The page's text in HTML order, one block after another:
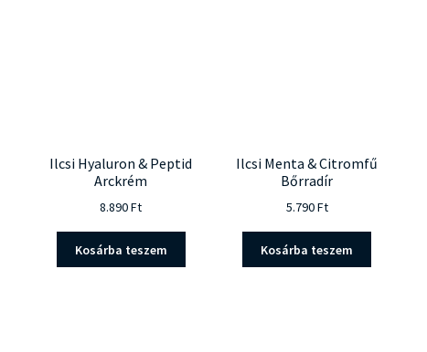
Ilcsi Hyaluron & Peptid
Arckrém
8.890Ft
Kosárba teszem
Ilcsi Menta & Citromfű
Bőrradír
5.790Ft
Kosárba teszem